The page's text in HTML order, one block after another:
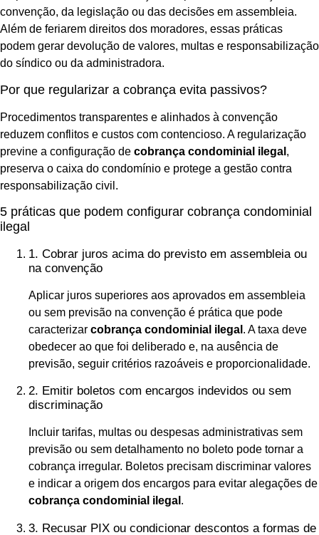
convenção, da legislação ou das decisões em assembleia.
Além de feriarem direitos dos moradores, essas práticas
podem gerar devolução de valores, multas e responsabilização
do síndico ou da administradora.
Por que regularizar a cobrança evita passivos?
Procedimentos transparentes e alinhados à convenção
reduzem conflitos e custos com contencioso. A regularização
previne a configuração de cobrança condominial ilegal ,
preserva o caixa do condomínio e protege a gestão contra
responsabilização civil.
5 práticas que podem configurar cobrança condominial
ilegal
1. Cobrar juros acima do previsto em assembleia ou
na convenção
Aplicar juros superiores aos aprovados em assembleia
ou sem previsão na convenção é prática que pode
caracterizar cobrança condominial ilegal . A taxa deve
obedecer ao que foi deliberado e, na ausência de
previsão, seguir critérios razoáveis e proporcionalidade.
2. Emitir boletos com encargos indevidos ou sem
discriminação
Incluir tarifas, multas ou despesas administrativas sem
previsão ou sem detalhamento no boleto pode tornar a
cobrança irregular. Boletos precisam discriminar valores
e indicar a origem dos encargos para evitar alegações de
cobrança condominial ilegal .
3. Recusar PIX ou condicionar descontos a formas de